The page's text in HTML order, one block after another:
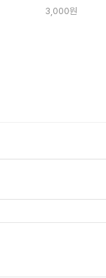
3,000원